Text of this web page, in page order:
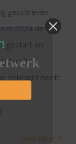
geschreven
in 2024 de
gestart en
heeft
gebracht heeft
Lees Meer